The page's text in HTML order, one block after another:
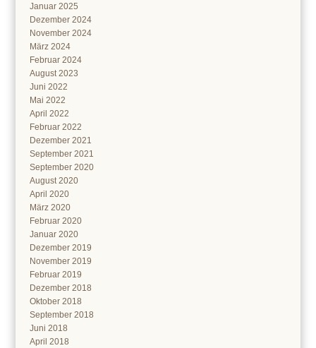
Januar 2025
Dezember 2024
November 2024
März 2024
Februar 2024
August 2023
Juni 2022
Mai 2022
April 2022
Februar 2022
Dezember 2021
September 2021
September 2020
August 2020
April 2020
März 2020
Februar 2020
Januar 2020
Dezember 2019
November 2019
Februar 2019
Dezember 2018
Oktober 2018
September 2018
Juni 2018
April 2018